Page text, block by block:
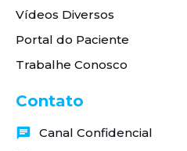
Vídeos Diversos
Portal do Paciente
Trabalhe Conosco
Contato
Canal Confidencial